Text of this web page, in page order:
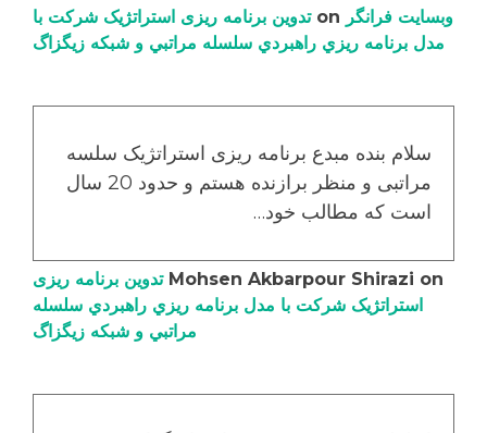
وبسایت فرانگر
تدوین برنامه ریزی استراتژیک شرکت با
مدل برنامه ریزي راهبردي سلسله مراتبي و شبکه زیگزاگ
سلام بنده مبدع برنامه ریزی استراتژیک سلسه
مراتبی و منظر برازنده هستم و حدود 20 سال
است که مطالب خود…
Mohsen Akbarpour Shirazi on
تدوین برنامه ریزی
استراتژیک شرکت با مدل برنامه ریزي راهبردي سلسله
مراتبي و شبکه زیگزاگ